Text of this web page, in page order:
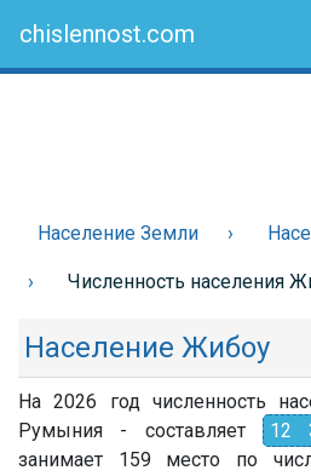
chislennost.com
Население Земли
Численность населения
Население Жибоу
На 2026 год численность
Румыния - составляет
12
занимает 159 место по